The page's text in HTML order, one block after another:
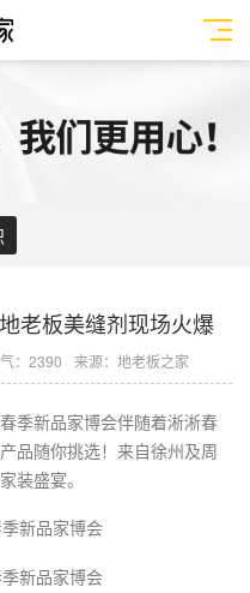
老板美缝剂现场火爆
：2390 来源：地老板之家
季新品家博会伴随着淅淅春
产品随你挑选！来自徐州及周
装盛宴。